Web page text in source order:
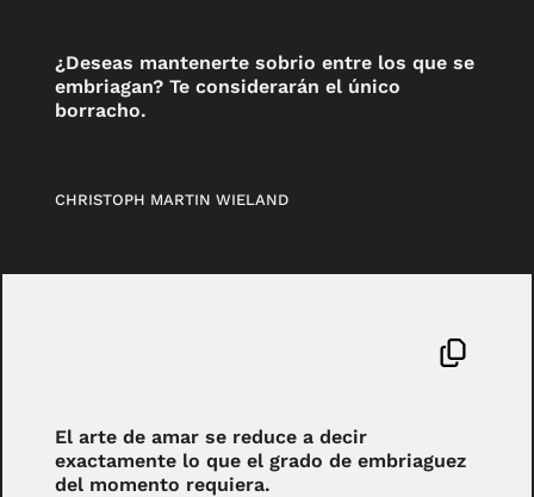
¿Deseas mantenerte sobrio entre los que se
embriagan? Te considerarán el único
borracho.
CHRISTOPH MARTIN WIELAND
El arte de amar se reduce a decir
exactamente lo que el grado de embriaguez
del momento requiera.